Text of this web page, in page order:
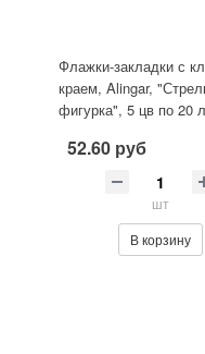
Флажки-закладки с
краем, Alingar,
фигурка", 5 цв по 20
52.60 руб
шт
В корзину